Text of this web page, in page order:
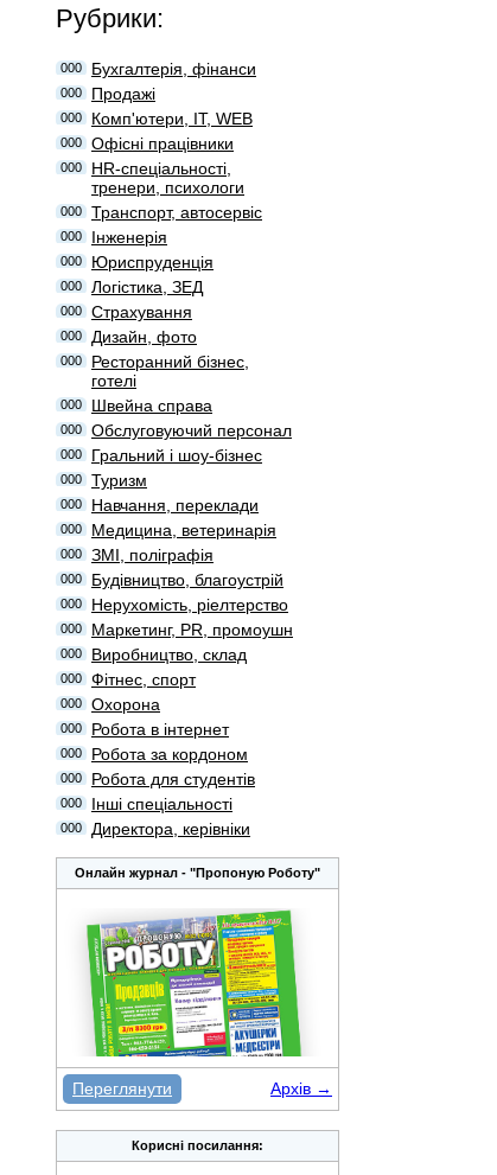
Рубрики:
000 Бухгалтерія, фінанси
000 Продажі
000 Комп'ютери, IT, WEB
000 Офісні працівники
000
HR-спеціальності,
тренери, психологи
000 Транспорт, автосервіс
000 Інженерія
000 Юриспруденція
000 Логістика, ЗЕД
000 Страхування
000 Дизайн, фото
000
Ресторанний бізнес,
готелі
000 Швейна справа
000 Обслуговуючий персонал
000 Гральний і шоу-бізнес
000 Туризм
000 Навчання, переклади
000 Медицина, ветеринарія
000 ЗМІ, поліграфія
000 Будівництво, благоустрій
000 Нерухомість, ріелтерство
000 Маркетинг, PR, промоушн
000 Виробництво, склад
000 Фітнес, спорт
000 Охорона
000 Робота в інтернет
000 Робота за кордоном
000 Робота для студентів
000 Інші спеціальності
000 Директора, керівніки
Онлайн журнал - "Пропоную Роботу"
Архів →
Переглянути
Корисні посилання: